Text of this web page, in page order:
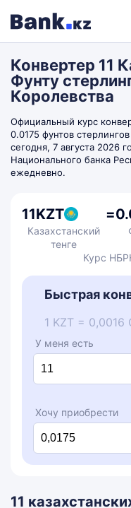
Конвертер 11
Фунту
Королевства
Официальный курс
0.0175 фунтов
сегодня, 7 августа 2026
Национального банка
ежедневно.
11KZT
Казахстанский
тенге
=
Курс
Быстрая
1 KZT = 0,0016
У меня есть
Хочу приобрести
11